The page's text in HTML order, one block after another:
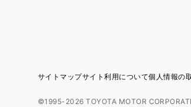
サイトマップサイト利用について個人情報の
©1995-2026 TOYOTA MOTOR